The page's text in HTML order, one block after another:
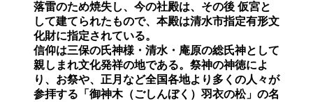
落雷のため焼失し、今の社殿は、その後 仮宮と
して建てられたもので、本殿は清水市指定有形文
化財に指定されている。
信仰は三保の氏神様・清水・庵原の総氏神として
親しまれ文化発祥の地である。祭神の神徳によ
り、お祭や、正月など全国各地より多くの人々が
参拝する「御神木（ごしんぼく） 羽衣の松」の名